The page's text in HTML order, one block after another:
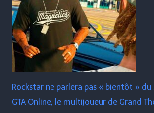
Rockstar ne parlera pas « bientôt » du
GTA Online, le multijoueur de Grand